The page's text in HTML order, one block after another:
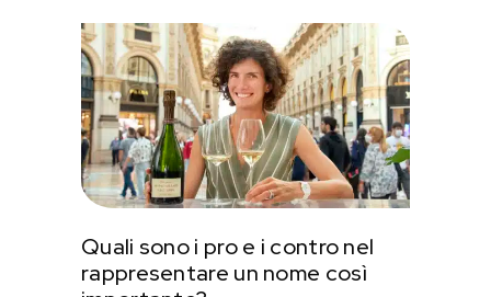
Quali sono i pro e i contro nel
rappresentare un nome così